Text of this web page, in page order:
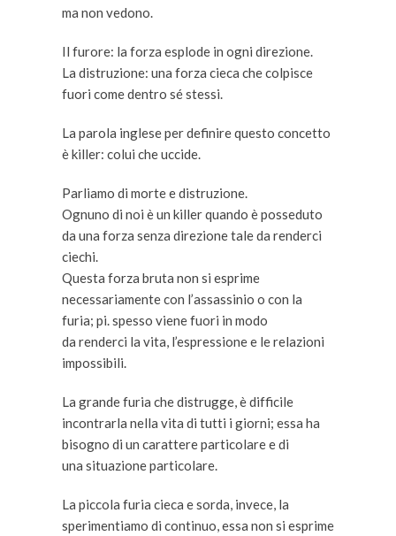
ma non vedono.
Il furore: la forza esplode in ogni direzione.
La distruzione: una forza cieca che colpisce
fuori come dentro sé stessi.
La parola inglese per definire questo concetto
è killer: colui che uccide.
Parliamo di morte e distruzione.
Ognuno di noi è un killer quando è posseduto
da una forza senza direzione tale da renderci
ciechi.
Questa forza bruta non si esprime
necessariamente con l’assassinio o con la
furia; pi. spesso viene fuori in modo
da renderci la vita, l’espressione e le relazioni
impossibili.
La grande furia che distrugge, è difficile
incontrarla nella vita di tutti i giorni; essa ha
bisogno di un carattere particolare e di
una situazione particolare.
La piccola furia cieca e sorda, invece, la
sperimentiamo di continuo, essa non si esprime